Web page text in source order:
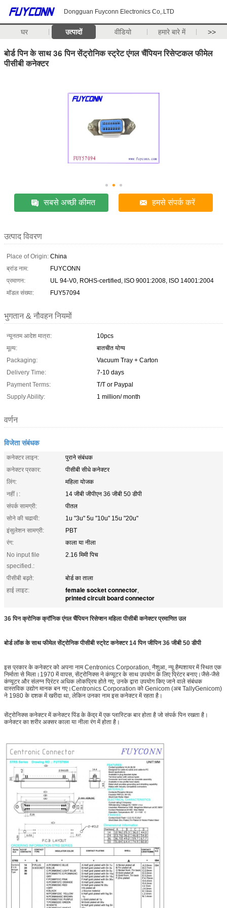
Dongguan Fuyconn Electronics Co,.LTD
घर उत्पादों वीडियो हमारे बारे में >>
बोर्ड पिन के साथ 36 पिन सेंट्रोनिक स्ट्रेट एंगल चैंपियन रिसेप्टकल फीमेल
पीसीबी कनेक्टर
सबसे अच्छी कीमत हमसे संपर्क करें
उत्पाद विवरण
Place of Origin: China
ब्रांड नाम:
FUYCONN
प्रमाणन:
UL 94-V0, ROHS-certified, ISO 9001:2008, ISO 14001:2004
मॉडल संख्या:
FUY57094
भुगतान & नौवहन नियमों
न्यूनतम आदेश मात्रा:
10pcs
मूल्य:
बातचीत योग्य
Packaging:
Vacuum Tray + Carton
Delivery Time:
7-10 days
Payment Terms:
T/T or Paypal
Supply Ability:
1 million/ month
वर्णन
विजेता संबंधक
कनेक्टर लाइन:
पुराने संबंधक
कनेक्टर प्रकार:
पीसीबी सीधे कनेक्टर
लिंग:
महिला योजक
नहीं।:
14 जीबी जीपीएन 36 जीबी 50 डीपी
संपर्क सामग्री:
पीतल
सोने की चढायी:
1u "3u" 5u "10u" 15u "20u"
इंसुलेशन सामग्री:
PBT
रंग:
काला या नीला
No input file
specified.:
2.16 मिमी पिच
पीसीबी बढ़ते:
बोर्ड का ताला
हाई लाइट:
female socket connector,
printed circuit board connector
36 पिन क्रोनिक क्रॉनिक एंगल चैंपियन रिसेप्‍शन महिला पीसीबी कनेक्टर प्रमाणित उल
बोर्ड लॉक के साथ फीमेल सेंट्रोनिक पीसीबी स्ट्रेट कनेक्टर 14 पिन जीपिन 36 जीबी 50 डीपी
इस प्रकार के कनेक्टर को अपना नाम Centronics Corporation, नैशुआ, न्यू हैम्पशायर में स्थित एक
निर्माता से मिला।1970 में वापस, सेंट्रोनिक्स ने कंप्यूटर के साथ उपयोग के लिए प्रिंटर बनाए।जैसे-जैसे
कंप्यूटर और संलग्न प्रिंटर अधिक लोकप्रिय होते गए, उनके द्वारा उपयोग किए जाने वाले संबंधक
वास्तविक उद्योग मानक बन गए।Centronics Corporation को Genicom (अब TallyGenicom)
ने 1980 के दशक में खरीदा था, लेकिन उनका नाम इस कनेक्टर में रहता है।
सेंट्रोनिक्स कनेक्टर में कनेक्टर पिंड के केंद्र में एक प्लास्टिक बार होता है जो संपर्क पिन रखता है।
कनेक्टर का शरीर अक्सर काला या नीला रंग में होता है।